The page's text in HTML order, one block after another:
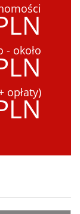
- około
opłaty)